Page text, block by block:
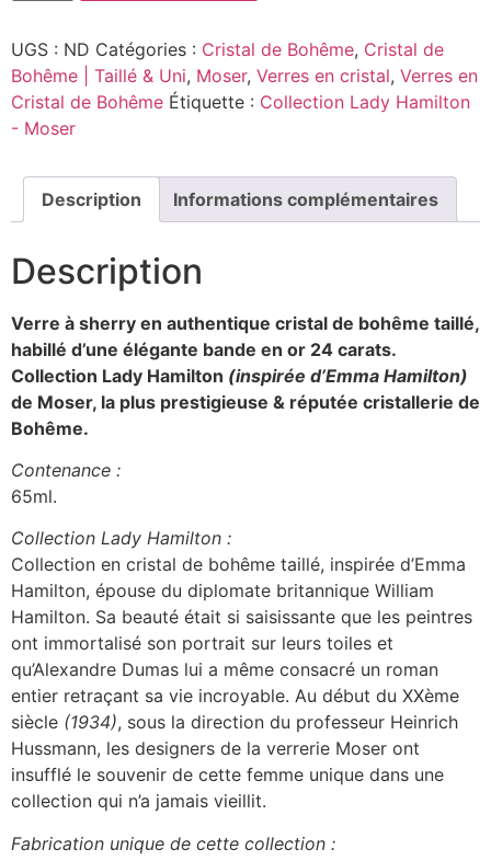
UGS : ND Catégories : Cristal de Bohême, Cristal de
Bohême | Taillé & Uni, Moser, Verres en cristal, Verres en
Cristal de Bohême Étiquette : Collection Lady Hamilton
- Moser
Description Informations complémentaires
Description
Verre à sherry en authentique cristal de bohême taillé,
habillé d’une élégante bande en or 24 carats.
Collection Lady Hamilton (inspirée d’Emma Hamilton)
de Moser, la plus prestigieuse & réputée cristallerie de
Bohême.
Contenance :
65ml.
Collection Lady Hamilton :
Collection en cristal de bohême taillé, inspirée d’Emma
Hamilton, épouse du diplomate britannique William
Hamilton. Sa beauté était si saisissante que les peintres
ont immortalisé son portrait sur leurs toiles et
qu’Alexandre Dumas lui a même consacré un roman
entier retraçant sa vie incroyable. Au début du XXème
siècle (1934), sous la direction du professeur Heinrich
Hussmann, les designers de la verrerie Moser ont
insufflé le souvenir de cette femme unique dans une
collection qui n’a jamais vieillit.
Fabrication unique de cette collection :